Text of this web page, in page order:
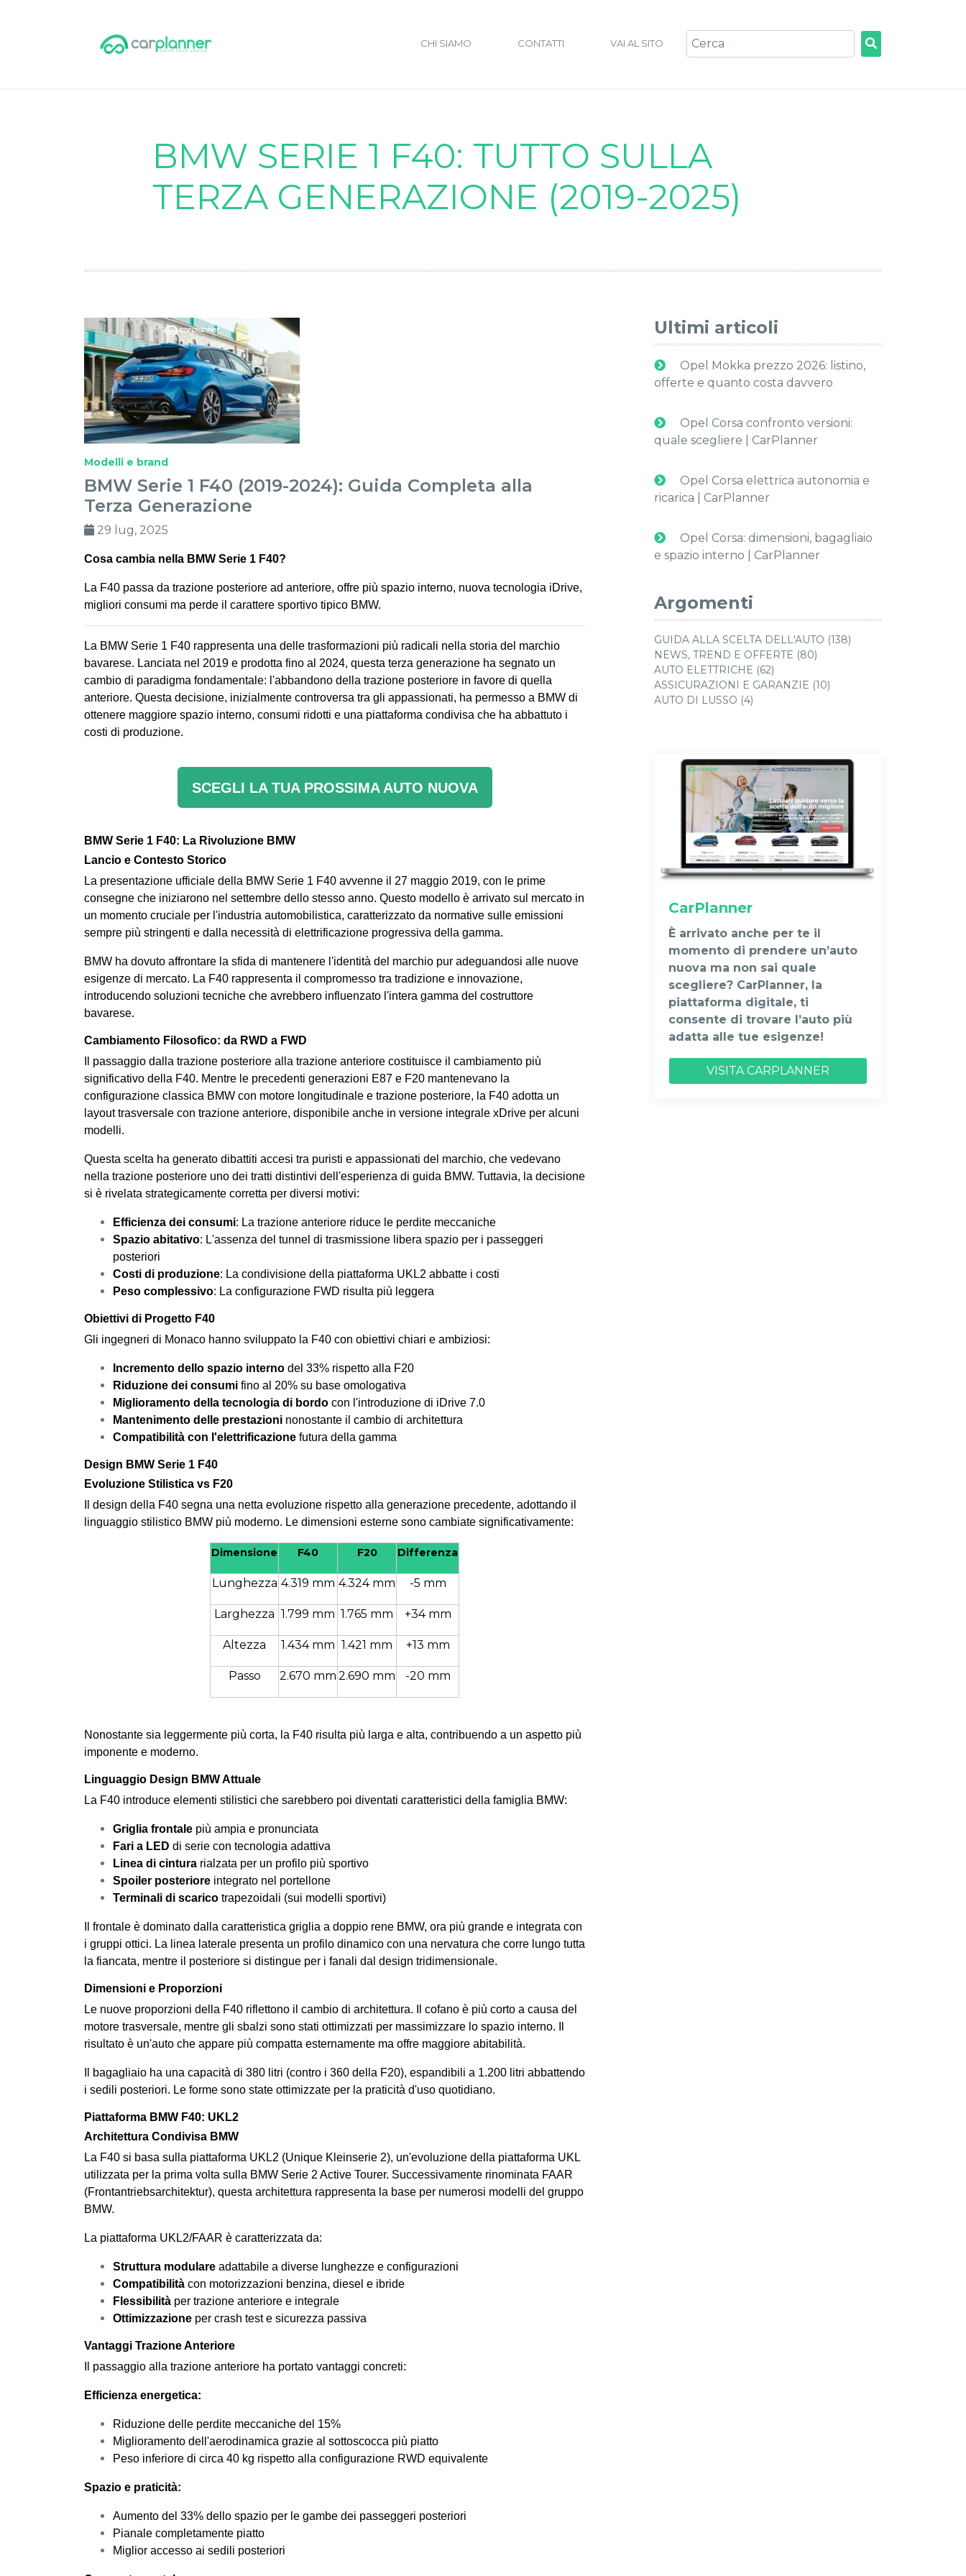
CHI SIAMO CONTATTI VAI AL SITO
BMW SERIE 1 F40: TUTTO SULLA
TERZA GENERAZIONE (2019-2025)
Modelli e brand
BMW Serie 1 F40 (2019-2024): Guida Completa alla
Terza Generazione
29 lug, 2025
Cosa cambia nella BMW Serie 1 F40?
La F40 passa da trazione posteriore ad anteriore, offre più spazio interno, nuova tecnologia iDrive,
migliori consumi ma perde il carattere sportivo tipico BMW.
La BMW Serie 1 F40 rappresenta una delle trasformazioni più radicali nella storia del marchio
bavarese. Lanciata nel 2019 e prodotta fino al 2024, questa terza generazione ha segnato un
cambio di paradigma fondamentale: l'abbandono della trazione posteriore in favore di quella
anteriore. Questa decisione, inizialmente controversa tra gli appassionati, ha permesso a BMW di
ottenere maggiore spazio interno, consumi ridotti e una piattaforma condivisa che ha abbattuto i
costi di produzione.
SCEGLI LA TUA PROSSIMA AUTO NUOVA
BMW Serie 1 F40: La Rivoluzione BMW
Lancio e Contesto Storico
La presentazione ufficiale della BMW Serie 1 F40 avvenne il 27 maggio 2019, con le prime
consegne che iniziarono nel settembre dello stesso anno. Questo modello è arrivato sul mercato in
un momento cruciale per l'industria automobilistica, caratterizzato da normative sulle emissioni
sempre più stringenti e dalla necessità di elettrificazione progressiva della gamma.
BMW ha dovuto affrontare la sfida di mantenere l'identità del marchio pur adeguandosi alle nuove
esigenze di mercato. La F40 rappresenta il compromesso tra tradizione e innovazione,
introducendo soluzioni tecniche che avrebbero influenzato l'intera gamma del costruttore
bavarese.
Cambiamento Filosofico: da RWD a FWD
Il passaggio dalla trazione posteriore alla trazione anteriore costituisce il cambiamento più
significativo della F40. Mentre le precedenti generazioni E87 e F20 mantenevano la
configurazione classica BMW con motore longitudinale e trazione posteriore, la F40 adotta un
layout trasversale con trazione anteriore, disponibile anche in versione integrale xDrive per alcuni
modelli.
Questa scelta ha generato dibattiti accesi tra puristi e appassionati del marchio, che vedevano
nella trazione posteriore uno dei tratti distintivi dell'esperienza di guida BMW. Tuttavia, la decisione
si è rivelata strategicamente corretta per diversi motivi:
Efficienza dei consumi: La trazione anteriore riduce le perdite meccaniche
Spazio abitativo: L'assenza del tunnel di trasmissione libera spazio per i passeggeri
posteriori
Costi di produzione: La condivisione della piattaforma UKL2 abbatte i costi
Peso complessivo: La configurazione FWD risulta più leggera
Obiettivi di Progetto F40
Gli ingegneri di Monaco hanno sviluppato la F40 con obiettivi chiari e ambiziosi:
Incremento dello spazio interno del 33% rispetto alla F20
Riduzione dei consumi fino al 20% su base omologativa
Miglioramento della tecnologia di bordo con l'introduzione di iDrive 7.0
Mantenimento delle prestazioni nonostante il cambio di architettura
Compatibilità con l'elettrificazione futura della gamma
Design BMW Serie 1 F40
Evoluzione Stilistica vs F20
Il design della F40 segna una netta evoluzione rispetto alla generazione precedente, adottando il
linguaggio stilistico BMW più moderno. Le dimensioni esterne sono cambiate significativamente:
Dimensione F40 F20 Differenza
Lunghezza 4.319 mm 4.324 mm -5 mm
Larghezza 1.799 mm 1.765 mm +34 mm
Altezza 1.434 mm 1.421 mm +13 mm
Passo 2.670 mm 2.690 mm -20 mm
Nonostante sia leggermente più corta, la F40 risulta più larga e alta, contribuendo a un aspetto più
imponente e moderno.
Linguaggio Design BMW Attuale
La F40 introduce elementi stilistici che sarebbero poi diventati caratteristici della famiglia BMW:
Griglia frontale più ampia e pronunciata
Fari a LED di serie con tecnologia adattiva
Linea di cintura rialzata per un profilo più sportivo
Spoiler posteriore integrato nel portellone
Terminali di scarico trapezoidali (sui modelli sportivi)
Il frontale è dominato dalla caratteristica griglia a doppio rene BMW, ora più grande e integrata con
i gruppi ottici. La linea laterale presenta un profilo dinamico con una nervatura che corre lungo tutta
la fiancata, mentre il posteriore si distingue per i fanali dal design tridimensionale.
Dimensioni e Proporzioni
Le nuove proporzioni della F40 riflettono il cambio di architettura. Il cofano è più corto a causa del
motore trasversale, mentre gli sbalzi sono stati ottimizzati per massimizzare lo spazio interno. Il
risultato è un'auto che appare più compatta esternamente ma offre maggiore abitabilità.
Il bagagliaio ha una capacità di 380 litri (contro i 360 della F20), espandibili a 1.200 litri abbattendo
i sedili posteriori. Le forme sono state ottimizzate per la praticità d'uso quotidiano.
Piattaforma BMW F40: UKL2
Architettura Condivisa BMW
La F40 si basa sulla piattaforma UKL2 (Unique Kleinserie 2), un'evoluzione della piattaforma UKL
utilizzata per la prima volta sulla BMW Serie 2 Active Tourer. Successivamente rinominata FAAR
(Frontantriebsarchitektur), questa architettura rappresenta la base per numerosi modelli del gruppo
BMW.
La piattaforma UKL2/FAAR è caratterizzata da:
Struttura modulare adattabile a diverse lunghezze e configurazioni
Compatibilità con motorizzazioni benzina, diesel e ibride
Flessibilità per trazione anteriore e integrale
Ottimizzazione per crash test e sicurezza passiva
Vantaggi Trazione Anteriore
Il passaggio alla trazione anteriore ha portato vantaggi concreti:
Efficienza energetica:
Riduzione delle perdite meccaniche del 15%
Miglioramento dell'aerodinamica grazie al sottoscocca più piatto
Peso inferiore di circa 40 kg rispetto alla configurazione RWD equivalente
Spazio e praticità:
Aumento del 33% dello spazio per le gambe dei passeggeri posteriori
Pianale completamente piatto
Miglior accesso ai sedili posteriori
Ultimi articoli
Opel Mokka prezzo 2026: listino,
offerte e quanto costa davvero
Opel Corsa confronto versioni:
quale scegliere | CarPlanner
Opel Corsa elettrica autonomia e
ricarica | CarPlanner
Opel Corsa: dimensioni, bagagliaio
e spazio interno | CarPlanner
Argomenti
GUIDA ALLA SCELTA DELL'AUTO (138)
NEWS, TREND E OFFERTE (80)
AUTO ELETTRICHE (62)
ASSICURAZIONI E GARANZIE (10)
AUTO DI LUSSO (4)
CarPlanner
È arrivato anche per te il
momento di prendere un’auto
nuova ma non sai quale
scegliere? CarPlanner, la
piattaforma digitale, ti
consente di trovare l’auto più
adatta alle tue esigenze!
VISITA CARPLANNER